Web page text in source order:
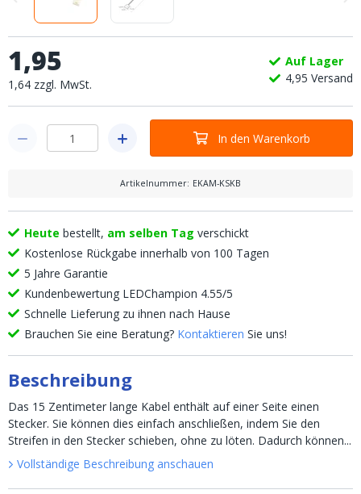
1,95
1 ,64 zzgl. MwSt.
Auf Lager
4,95 Versand
In den Warenkorb
Artikelnummer: EKAM-KSKB
Heute bestellt, am selben Tag verschickt
Kostenlose Rückgabe innerhalb von 100 Tagen
5 Jahre Garantie
Kundenbewertung LEDChampion 4.55/5
Schnelle Lieferung zu ihnen nach Hause
Brauchen Sie eine Beratung? Kontaktieren Sie uns!
Beschreibung
Das 15 Zentimeter lange Kabel enthält auf einer Seite einen
Stecker. Sie können dies einfach anschließen, indem Sie den
Streifen in den Stecker schieben, ohne zu löten. Dadurch können...
Vollständige Beschreibung anschauen